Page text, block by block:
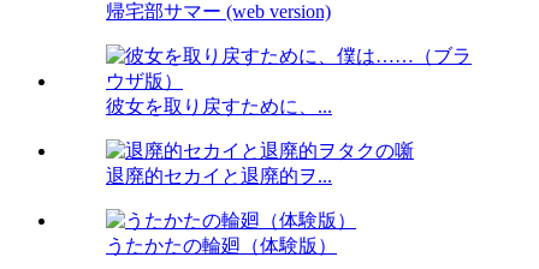
帰宅部サマー (web version)
彼女を取り戻すために、...
退廃的セカイと退廃的ヲ...
うたかたの輪廻（体験版）